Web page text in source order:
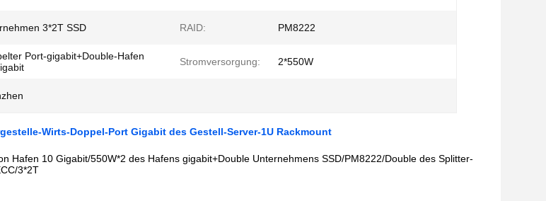
3*2T SSD RAID: PM8222
Port-gigabit+Double-Hafen
Stromversorgung: 2*550W
Wirts-Doppel-Port Gigabit des Gestell-Server-1U Rackmount
Hafen 10 Gigabit/550W*2 des Hafens gigabit+Double Unternehmens SSD/PM8222/Double des Splitter-
3*2T